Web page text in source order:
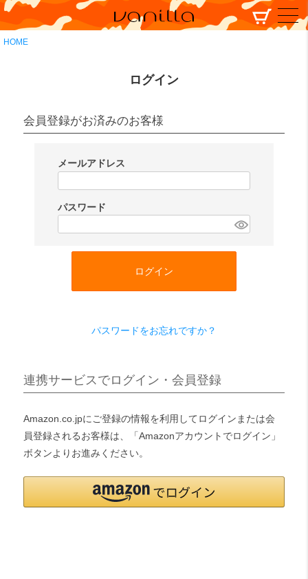
HOME
ログイン
会員登録がお済みのお客様
メールアドレス
須
パスワード
ログイン
パスワードをお忘れですか？
連携サービスでログイン・会員登録
Amazon.co.jpにご登録の情報を利用してログインまたは会
員登録されるお客様は、「Amazonアカウントでログイン」
ボタンよりお進みください。